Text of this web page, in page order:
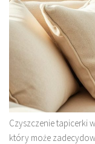
Czyszczenie tapicerki
który może